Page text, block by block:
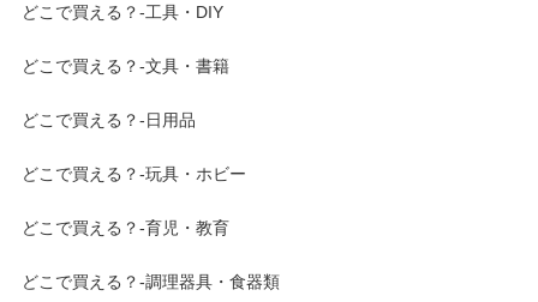
どこで買える？-工具・DIY
どこで買える？-文具・書籍
どこで買える？-日用品
どこで買える？-玩具・ホビー
どこで買える？-育児・教育
どこで買える？-調理器具・食器類